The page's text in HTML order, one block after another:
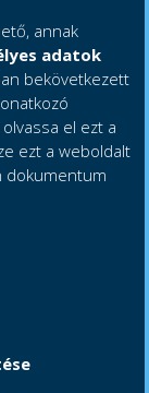
annak
adatok
bekövetkezett
el ezt a
ezt a weboldalt
dokumentum